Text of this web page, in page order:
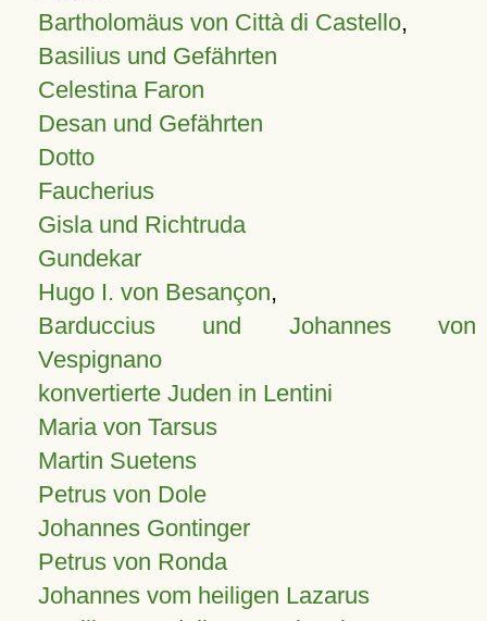
Bartholomäus von Città di Castello,
Basilius und Gefährten
Celestina Faron
Desan und Gefährten
Dotto
Faucherius
Gisla und Richtruda
Gundekar
Hugo I. von Besançon,
Barduccius und Johannes von
Vespignano
konvertierte Juden in Lentini
Maria von Tarsus
Martin Suetens
Petrus von Dole
Johannes Gontinger
Petrus von Ronda
Johannes vom heiligen Lazarus